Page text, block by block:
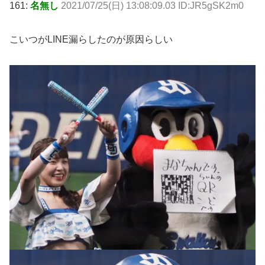
161: 名無し 2021/07/25(日) 13:08:09.03 ID:JR5gSK2m0
こいつがLINE漏らしたのが原因らしい